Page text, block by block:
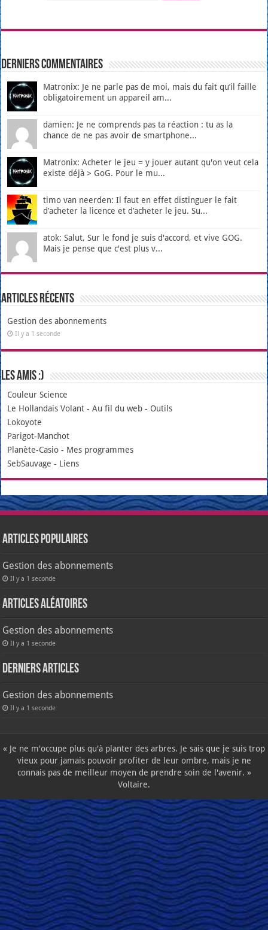
Derniers Commentaires
Matronix: Je ne parle pas de moi, mais du fait qu’il faille
obligatoirement un appareil am...
damien: Je ne comprends pas ta réaction : tu as la
chance de ne pas avoir de smartphone...
Matronix: Acheter le jeu = y jouer autant qu'on veut cela
existe déjà > GoG. Pour le mu...
timo van neerden: Il faut en effet distinguer le fait
d’acheter la licence et d’acheter le jeu. Su...
atok: Salut, Sur le fond je suis d'accord, et vive GOG.
Mais je pense que c'est plus v...
Articles récents
Gestion des abonnements
Il y a 1 seconde
Les amis :)
Couleur Science
Le Hollandais Volant -Au fil du web - Outils
Lokoyote
Parigot-Manchot
Planète-Casio - Mes programmes
SebSauvage - Liens
Articles populaires
Gestion des abonnements
Il y a 1 seconde
Articles aléatoires
Gestion des abonnements
Il y a 1 seconde
Derniers articles
Gestion des abonnements
Il y a 1 seconde
« Je ne m'occupe plus qu'à planter des arbres. Je sais que je suis trop
vieux pour jamais pouvoir profiter de leur ombre, mais je ne
connais pas de meilleur moyen de prendre soin de l'avenir. »
Voltaire.